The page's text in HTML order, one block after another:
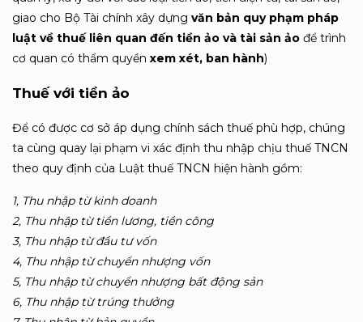
giao cho Bộ Tài chính xây dựng văn bản quy phạm pháp
luật về thuế liên quan đến tiền ảo và tài sản ảo để trình
cơ quan có thẩm quyền xem xét, ban hành)
Thuế với tiền ảo
Để có được cơ sở áp dụng chính sách thuế phù hợp, chúng
ta cùng quay lại phạm vi xác định thu nhập chịu thuế TNCN
theo quy định của Luật thuế TNCN hiện hành gồm:
1, Thu nhập từ kinh doanh
2, Thu nhập từ tiền lương, tiền công
3, Thu nhập từ đầu tư vốn
4, Thu nhập từ chuyển nhượng vốn
5, Thu nhập từ chuyển nhượng bất động sản
6, Thu nhập từ trúng thưởng